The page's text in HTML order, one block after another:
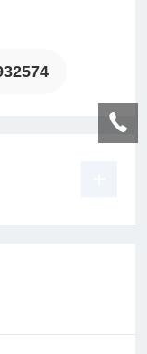
不同的照明方式，可